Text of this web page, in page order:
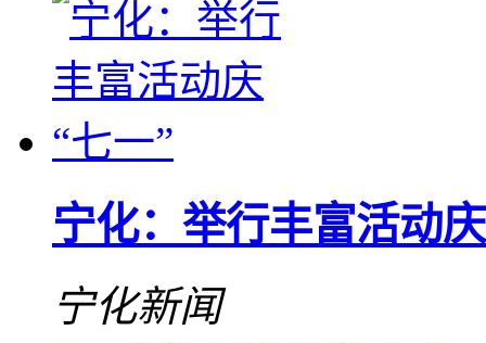
宁化：举行丰富活动
宁化新闻